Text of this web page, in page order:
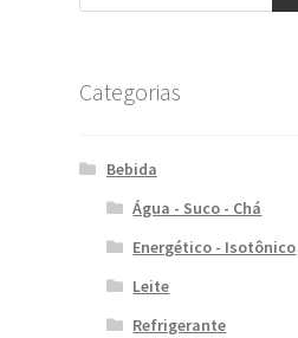
Categorias
Bebida
Água - Suco - Chá
Energético - Isotônico
Leite
Refrigerante